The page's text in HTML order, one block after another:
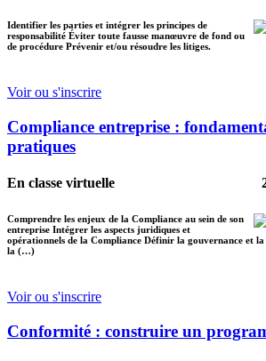
Identifier les parties et intégrer les principes de
responsabilité Éviter toute fausse manœuvre de fond ou
de procédure Prévenir et/ou résoudre les litiges.
Voir ou s'inscrire
Compliance entreprise :
pratiques
En classe virtuelle
Comprendre les enjeux de la Compliance au sein de son
entreprise Intégrer les aspects juridiques et
opérationnels de la Compliance Définir la gouvernance et la
la (…)
Voir ou s'inscrire
Conformité : construire un